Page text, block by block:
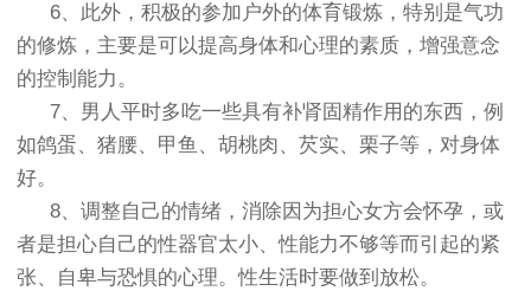
6、此外，积极的参加户外的体育锻炼，特别是气功
的修炼，主要是可以提高身体和心理的素质，增强意念
的控制能力。
7、男人平时多吃一些具有补肾固精作用的东西，例
如鸽蛋、猪腰、甲鱼、胡桃肉、芡实、栗子等，对身体
好。
8、调整自己的情绪，消除因为担心女方会怀孕，或
者是担心自己的性器官太小、性能力不够等而引起的紧
张、自卑与恐惧的心理。性生活时要做到放松。